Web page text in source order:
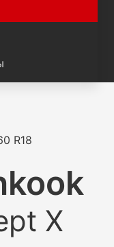
R18
X